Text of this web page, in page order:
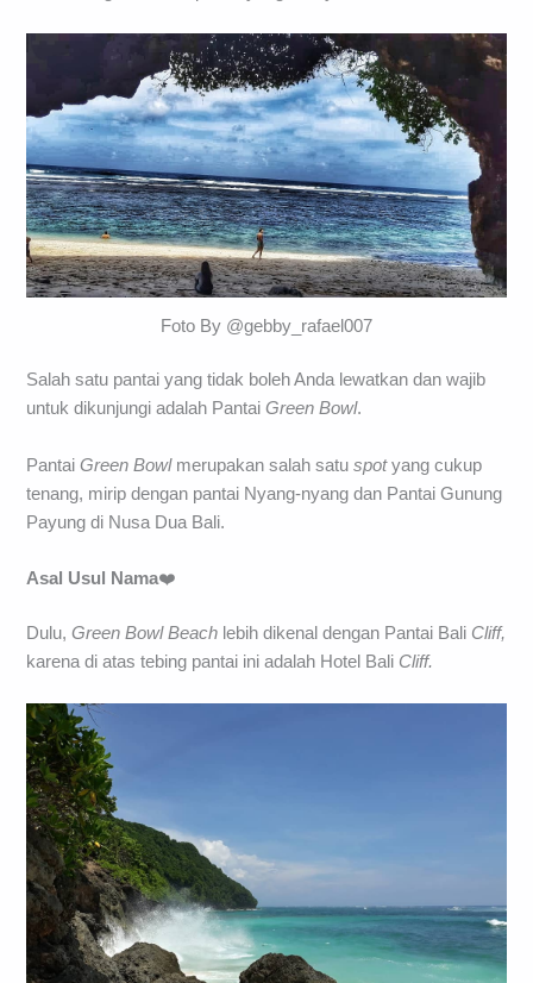
Foto By @gebby_rafael007
Salah satu pantai yang tidak boleh Anda lewatkan dan wajib
untuk dikunjungi adalah PantaiGreen Bowl.
PantaiGreen Bowlmerupakan salah satuspotyang cukup
tenang, mirip dengan pantai Nyang-nyang dan Pantai Gunung
Payung di Nusa Dua Bali.
Asal Usul Nama❤️
Dulu,Green Bowl Beach lebih dikenal dengan Pantai Bali Cliff,
karena di atas tebing pantai ini adalah Hotel Bali Cliff.